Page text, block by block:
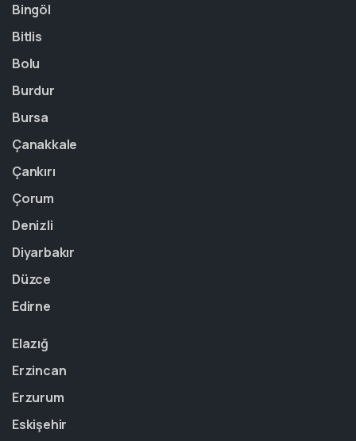
Bingöl
Bitlis
Bolu
Burdur
Bursa
Çanakkale
Çankırı
Çorum
Denizli
Diyarbakır
Düzce
Edirne
Elazığ
Erzincan
Erzurum
Eskişehir